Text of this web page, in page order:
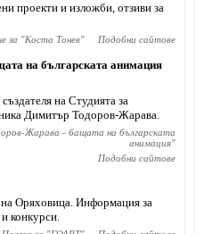
проекти и изложби, отзиви за
за "Коста Тонев" Подобни сайтове
на българската анимация
на Студията за
Димитър Тодоров-Жарава.
Жарава - бащата на българската
анимация"
Подобни сайтове
Оряховица. Информация за
конкурси.